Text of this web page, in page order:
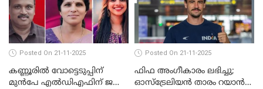
Posted On 21-11-2025
കണ്ണൂരിൽ വോട്ടെടുപ്പിന്
മുൻപേ എൽഡിഎഫിന് ജയം;
Posted On 21-11-2025
ഫിഫ അംഗീകാരം ലഭിച്ചു;
ഓസ്‌ട്രേലിയന്‍ താരം റയാന്‍